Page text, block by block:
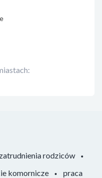
rodziców
komornicze
praca